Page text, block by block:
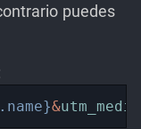
puedes
&